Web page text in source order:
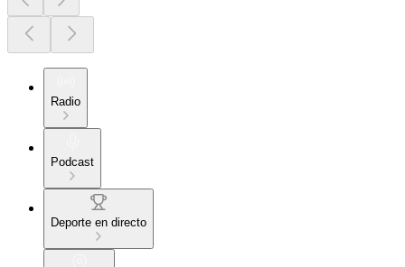
Radio
Podcast
Deporte en directo